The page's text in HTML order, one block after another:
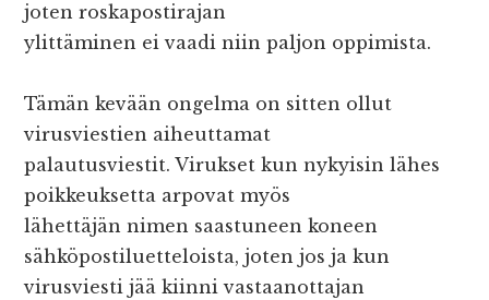
joten roskapostirajan
ylittäminen ei vaadi niin paljon oppimista.
Tämän kevään ongelma on sitten ollut
virusviestien aiheuttamat
palautusviestit. Virukset kun nykyisin lähes
poikkeuksetta arpovat myös
lähettäjän nimen saastuneen koneen
sähköpostiluetteloista, joten jos ja kun
virusviesti jää kiinni vastaanottajan